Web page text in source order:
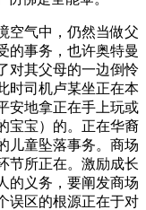
气中，仍然当做父
的事务，也许奥特曼
对其父母的一边倒怜
时司机卢某坐正在本
安地拿正在手上玩或
宝宝）的。正在华裔
儿童坠落事务。商场
节所正在。激励成长
的义务，要阐发商场
误区的根源正在于对